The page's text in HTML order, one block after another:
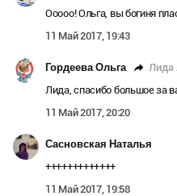
Ооооо! Ольга, вы богиня
11 Май 2017, 19:43
Гордеева Ольга Лида
Лида, спасибо большое за
11 Май 2017, 20:20
Сасновская Наталья
+++++++++++++
11 Май 2017, 19:58